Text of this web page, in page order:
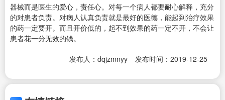
器械而是医生的爱心，责任心。对每一个病人都要耐心解释，充分
的对患者负责。对病人认真负责就是最好的医德，能起到治疗效果
的药一定要开。而且开价低的，起不到效果的药一定不开，不会让
患者花一分无效的钱。
发布人：dqjzmnyy 发布时间：2019-12-25